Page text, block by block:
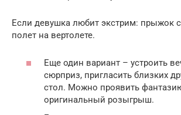
Если девушка любит экстрим: прыжок
полет на вертолете.
Еще один вариант – устроить
сюрприз, пригласить близких
стол. Можно проявить
оригинальный розыгрыш.